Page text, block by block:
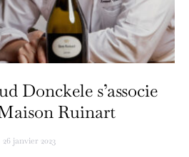
Donckele s’associe
Ruinart
26 janvier 2023